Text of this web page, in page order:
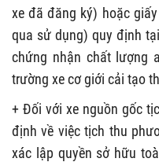
xe đã đăng ký) hoặc
qua sử dụng) quy định
chứng nhận chất lượng
trường xe cơ giới cải tạo
+ Đối với xe nguồn gốc
định về việc tịch thu
xác lập quyền sở hữu